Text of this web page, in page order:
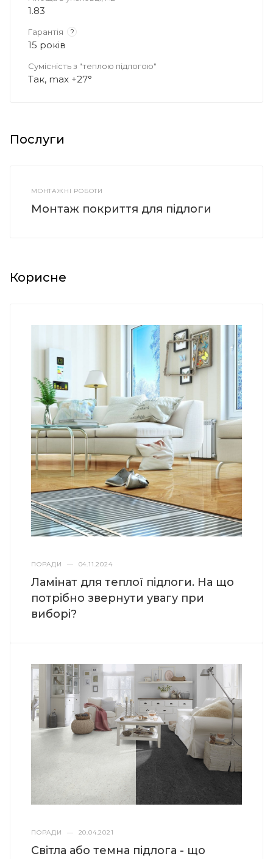
1.83
Гарантія ?
15 років
Сумісність з "теплою підлогою"
Так, max +27°
Послуги
МОНТАЖНІ РОБОТИ
Монтаж покриття для підлоги
Корисне
ПОРАДИ — 04.11.2024
Ламінат для теплої підлоги. На що
потрібно звернути увагу при
виборі?
ПОРАДИ — 20.04.2021
Світла або темна підлога - що